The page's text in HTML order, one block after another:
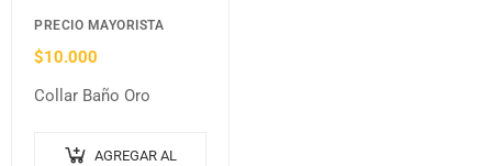
PRECIO MAYORISTA
$10.000
Collar Baño Oro
AGREGAR AL